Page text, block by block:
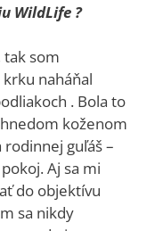
WildLife ?
tak som
naháňal
. Bola to
koženom
guľáš –
Aj sa mi
do objektívu
sa nikdy